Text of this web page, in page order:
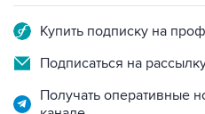
Подписаться на
Получать оперативные
канале